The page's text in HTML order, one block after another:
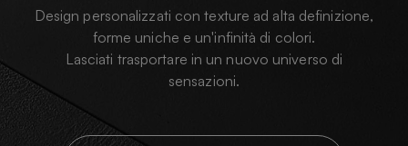
Design personalizzati con texture ad alta definizione,
forme uniche e un'infinità di colori.
Lasciati trasportare in un nuovo universo di
sensazioni.